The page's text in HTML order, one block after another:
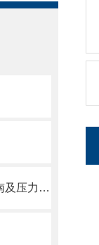
丹佛斯Donfoss柱塞泵使用指南及压力调节教程